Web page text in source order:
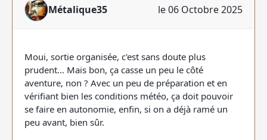
Métalique35 le 06 Octobre 2025
Moui, sortie organisée, c'est sans doute plus
prudent... Mais bon, ça casse un peu le côté
aventure, non ? Avec un peu de préparation et en
vérifiant bien les conditions météo, ça doit pouvoir
se faire en autonomie, enfin, si on a déjà ramé un
peu avant, bien sûr.